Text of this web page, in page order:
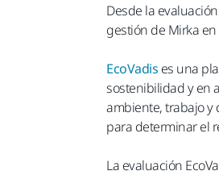
Desde la
gestión de Mirka
EcoVadis es una
sostenibilidad y en
ambiente, trabajo y
para determinar el
La evaluación